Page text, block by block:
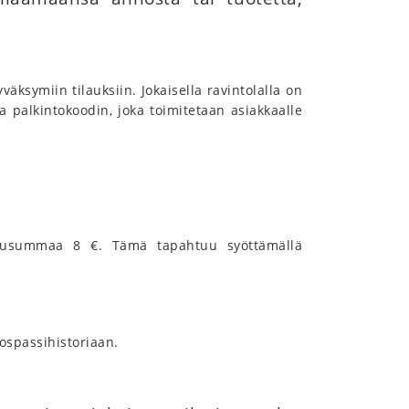
tilauksiin. Jokaisella ravintolalla on
palkintokoodin, joka toimitetaan asiakkaalle
8 €. Tämä tapahtuu syöttämällä